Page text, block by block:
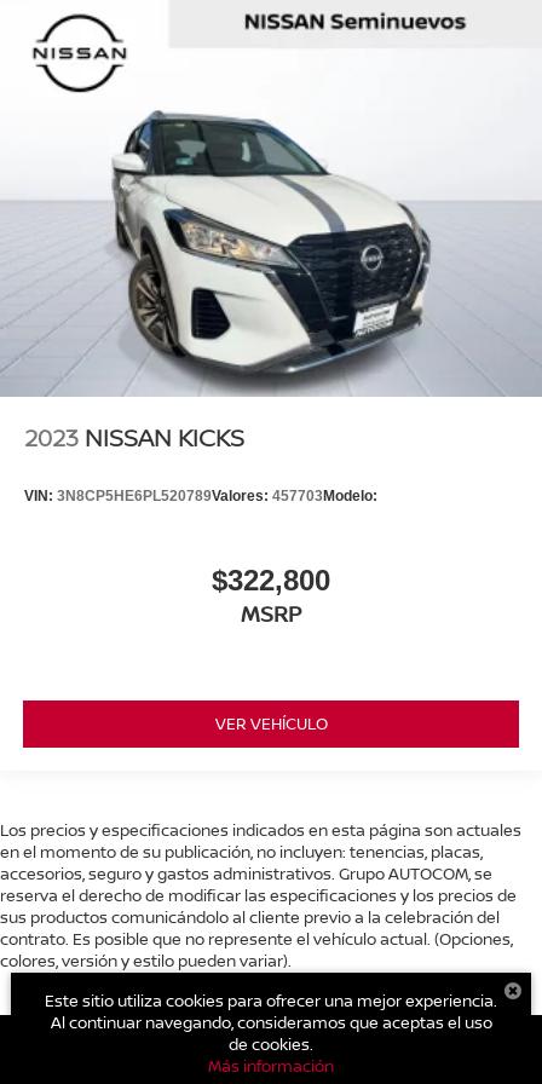
2023 NISSAN KICKS
VIN: 3N8CP5HE6PL520789Valores: 457703Modelo:
$322,800
MSRP
VER VEHÍCULO
Los precios y especificaciones indicados en esta página son actuales
en el momento de su publicación, no incluyen: tenencias, placas,
accesorios, seguro y gastos administrativos. Grupo AUTOCOM, se
reserva el derecho de modificar las especificaciones y los precios de
sus productos comunicándolo al cliente previo a la celebración del
contrato. Es posible que no represente el vehículo actual. (Opciones,
colores, versión y estilo pueden variar).
Este sitio utiliza cookies para ofrecer una mejor experiencia.
Al continuar navegando, consideramos que aceptas el uso
de cookies.
Más información